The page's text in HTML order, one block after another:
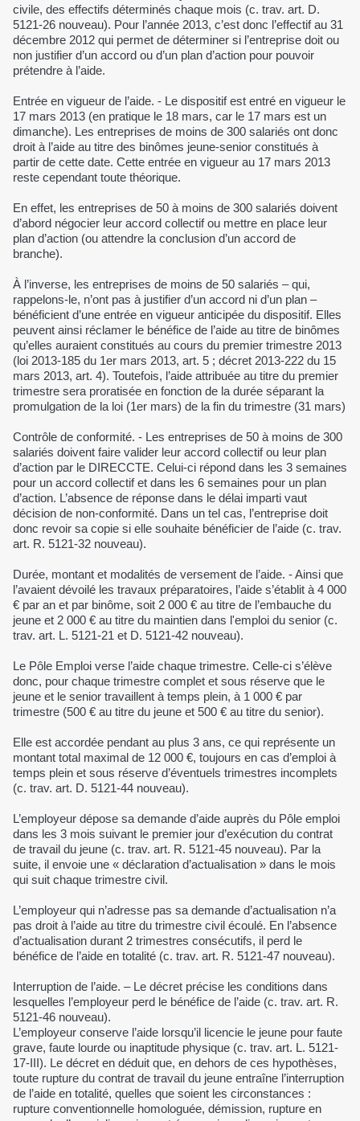
civile, des effectifs déterminés chaque mois (c. trav. art. D.
5121-26 nouveau). Pour l’année 2013, c’est donc l’effectif au 31
décembre 2012 qui permet de déterminer si l’entreprise doit ou
non justifier d’un accord ou d’un plan d’action pour pouvoir
prétendre à l’aide.
Entrée en vigueur de l’aide. - Le dispositif est entré en vigueur le
17 mars 2013 (en pratique le 18 mars, car le 17 mars est un
dimanche). Les entreprises de moins de 300 salariés ont donc
droit à l’aide au titre des binômes jeune-senior constitués à
partir de cette date. Cette entrée en vigueur au 17 mars 2013
reste cependant toute théorique.
En effet, les entreprises de 50 à moins de 300 salariés doivent
d’abord négocier leur accord collectif ou mettre en place leur
plan d’action (ou attendre la conclusion d’un accord de
branche).
À l’inverse, les entreprises de moins de 50 salariés – qui,
rappelons-le, n’ont pas à justifier d’un accord ni d’un plan –
bénéficient d’une entrée en vigueur anticipée du dispositif. Elles
peuvent ainsi réclamer le bénéfice de l’aide au titre de binômes
qu’elles auraient constitués au cours du premier trimestre 2013
(loi 2013-185 du 1er mars 2013, art. 5 ; décret 2013-222 du 15
mars 2013, art. 4). Toutefois, l’aide attribuée au titre du premier
trimestre sera proratisée en fonction de la durée séparant la
promulgation de la loi (1er mars) de la fin du trimestre (31 mars)
Contrôle de conformité. - Les entreprises de 50 à moins de 300
salariés doivent faire valider leur accord collectif ou leur plan
d’action par le DIRECCTE. Celui-ci répond dans les 3 semaines
pour un accord collectif et dans les 6 semaines pour un plan
d’action. L’absence de réponse dans le délai imparti vaut
décision de non-conformité. Dans un tel cas, l’entreprise doit
donc revoir sa copie si elle souhaite bénéficier de l’aide (c. trav.
art. R. 5121-32 nouveau).
Durée, montant et modalités de versement de l’aide. - Ainsi que
l’avaient dévoilé les travaux préparatoires, l’aide s’établit à 4 000
€ par an et par binôme, soit 2 000 € au titre de l’embauche du
jeune et 2 000 € au titre du maintien dans l'emploi du senior (c.
trav. art. L. 5121-21 et D. 5121-42 nouveau).
Le Pôle Emploi verse l’aide chaque trimestre. Celle-ci s’élève
donc, pour chaque trimestre complet et sous réserve que le
jeune et le senior travaillent à temps plein, à 1 000 € par
trimestre (500 € au titre du jeune et 500 € au titre du senior).
Elle est accordée pendant au plus 3 ans, ce qui représente un
montant total maximal de 12 000 €, toujours en cas d’emploi à
temps plein et sous réserve d’éventuels trimestres incomplets
(c. trav. art. D. 5121-44 nouveau).
L’employeur dépose sa demande d’aide auprès du Pôle emploi
dans les 3 mois suivant le premier jour d’exécution du contrat
de travail du jeune (c. trav. art. R. 5121-45 nouveau). Par la
suite, il envoie une « déclaration d’actualisation » dans le mois
qui suit chaque trimestre civil.
L’employeur qui n’adresse pas sa demande d’actualisation n’a
pas droit à l’aide au titre du trimestre civil écoulé. En l’absence
d’actualisation durant 2 trimestres consécutifs, il perd le
bénéfice de l’aide en totalité (c. trav. art. R. 5121-47 nouveau).
Interruption de l’aide. – Le décret précise les conditions dans
lesquelles l’employeur perd le bénéfice de l’aide (c. trav. art. R.
5121-46 nouveau).
L’employeur conserve l’aide lorsqu’il licencie le jeune pour faute
grave, faute lourde ou inaptitude physique (c. trav. art. L. 5121-
17-III). Le décret en déduit que, en dehors de ces hypothèses,
toute rupture du contrat de travail du jeune entraîne l’interruption
de l’aide en totalité, quelles que soient les circonstances :
rupture conventionnelle homologuée, démission, rupture en